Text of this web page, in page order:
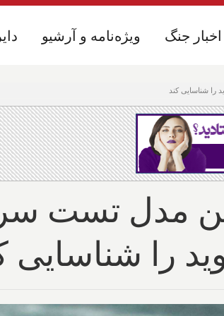
را شناسایی کند
ویژه‌نامه و آرشیو اخبار جنگ ویژه‌نامه و آرشیو اخبار جنگ
مدل تست
را شناسایی